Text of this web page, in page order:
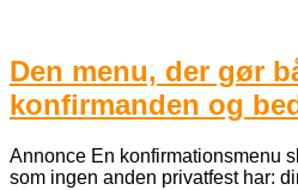
Den menu, der gør
konfirmanden og
Annonce En konfirmationsmenu
som ingen anden privatfest har: